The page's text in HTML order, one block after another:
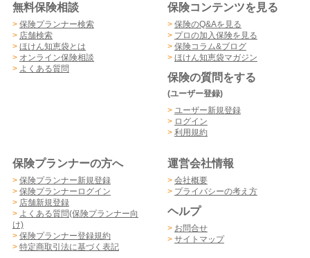
無料保険相談
> 保険プランナー検索
> 店舗検索
> ほけん知恵袋とは
> オンライン保険相談
> よくある質問
保険コンテンツを見る
> 保険のQ&Aを見る
> プロの加入保険を見る
> 保険コラム&ブログ
> ほけん知恵袋マガジン
保険の質問をする
(ユーザー登録)
> ユーザー新規登録
> ログイン
> 利用規約
保険プランナーの方へ
> 保険プランナー新規登録
> 保険プランナーログイン
> 店舗新規登録
> よくある質問(保険プランナー向
け)
> 保険プランナー登録規約
> 特定商取引法に基づく表記
運営会社情報
> 会社概要
> プライバシーの考え方
ヘルプ
> お問合せ
> サイトマップ